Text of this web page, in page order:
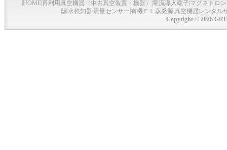
HOME再利用真空機器（中古真空装置・機器） 電流導入端子 マグネトロ
漏水検知器 流量センサー 有機ＥＬ蒸発源真空機器レンタル
Copyright © 2026